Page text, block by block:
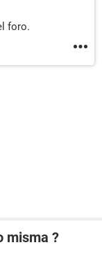
foro.
misma ?